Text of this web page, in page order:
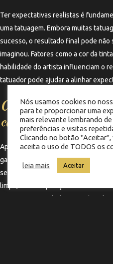
Ter expectativas realistas é
uma tatuagem. Embora muitas
sucesso, o resultado final pode não
imaginou. Fatores como a cor da
habilidade do artista influenciam o
tatuador pode ajudar a alinhar
Como cuidar da nova
cobertura?
Após a cobertura de uma tatuagem,
garantir a melhor cicatrização e
seguir as instruções do tatuador,
limpa, evitar exposição ao sol e não
Nós usamos cookies no
para te proporcionar uma
mais relevante lembrando de
preferências e visitas
Clicando no botão "Aceitar",
aceita o uso de TODOS os
leia mais Aceitar